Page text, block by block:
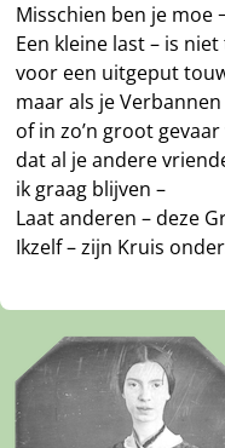
Misschien ben je moe
Een kleine last – is
voor een uitgeput
maar als je
of in zo’n groot
dat al je andere
ik graag blijven –
Laat anderen – deze
Ikzelf – zijn Kruis